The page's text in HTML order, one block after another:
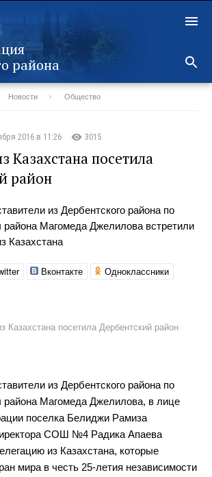
района
Новости Общество
2016 в 11:26 3015
Казахстана посетила
район
из Дербентского района по
района Магомеда Джелилова встретили
Казахстана
Вконтакте
Одноклассники
Казахстана посетила Дербентский район
из Дербентского района по
района Магомеда Джелилова, в лице
поселка Белиджи Рамиза
СОШ №4 Радика Апаева
из Казахстана, которые
мира в честь 25-летия независимости